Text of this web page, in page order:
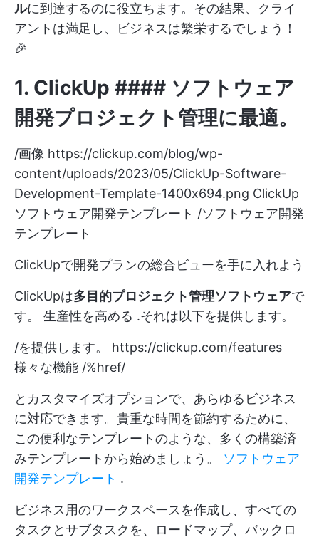
ルに到達するのに役立ちます。その結果、クライ
アントは満足し、ビジネスは繁栄するでしょう！
🎉
1. ClickUp #### ソフトウェア
開発プロジェクト管理に最適。
/画像 https://clickup.com/blog/wp-
content/uploads/2023/05/ClickUp-Software-
Development-Template-1400x694.png ClickUp
ソフトウェア開発テンプレート /ソフトウェア開発
テンプレート
ClickUpで開発プランの総合ビューを手に入れよう
ClickUpは多目的プロジェクト管理ソフトウェアで
す。 生産性を高める .それは以下を提供します。
/を提供します。 https://clickup.com/features
様々な機能 /%href/
とカスタマイズオプションで、あらゆるビジネス
に対応できます。貴重な時間を節約するために、
この便利なテンプレートのような、多くの構築済
みテンプレートから始めましょう。 ソフトウェア
開発テンプレート .
ビジネス用のワークスペースを作成し、すべての
タスクとサブタスクを、ロードマップ、バックロ